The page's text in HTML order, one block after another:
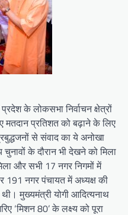
के लोकसभा निर्वाचन क्षेत्रों
मतदान प्रतिशत को बढ़ाने के लिए
से संवाद का ये अनोखा
चुनावों के दौरान भी देखने को मिला
और सभी 17 नगर निगमों में
191 नगर पंचायत में अध्यक्ष की
थी। मुख्यमंत्री योगी आदित्यनाथ
‘मिशन 80’ के लक्ष्य को पूरा